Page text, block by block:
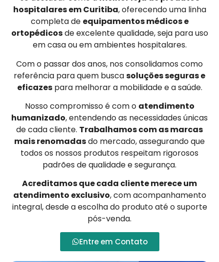
hospitalares em Curitiba, oferecendo uma linha
completa de equipamentos médicos e
ortopédicosde excelente qualidade, seja para uso
em casa ou em ambientes hospitalares.
Com o passar dos anos, nos consolidamos como
referência para quem buscasoluções seguras e
eficazespara melhorar a mobilidade e a saúde.
Nosso compromisso é com o atendimento
humanizado, entendendo as necessidades únicas
de cada cliente. Trabalhamos com as marcas
mais renomadasdo mercado, assegurando que
todos os nossos produtos respeitam rigorosos
padrões de qualidade e segurança.
Acreditamos que cada cliente merece um
atendimento exclusivo, com acompanhamento
integral, desde a escolha do produto até o suporte
pós-venda.
Entre em Contato